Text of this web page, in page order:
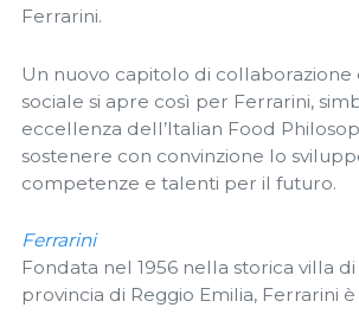
Ferrarini.
Un nuovo capitolo di collaborazione
sociale si apre così per Ferrarini,
eccellenza dell’Italian Food
sostenere con convinzione lo
competenze e talenti per il futuro.
Ferrarini
Fondata nel 1956 nella storica villa
provincia di Reggio Emilia, Ferrarini